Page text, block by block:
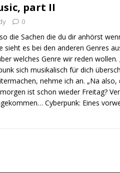
part II
0
die Sachen die du dir anhörst
es bei den anderen Genres
welches Genre wir reden
sich musikalisch für dich
nehme ich an. „Na also,
ist schon wieder Freitag?
Cyberpunk: Eines